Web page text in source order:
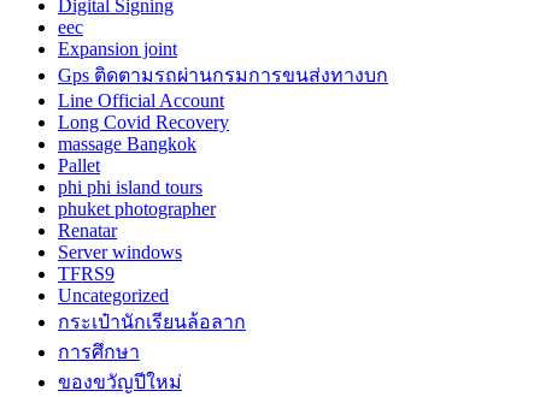
Digital Signing
eec
Expansion joint
Gps ติดตามรถผ่านกรมการขนส่งทางบก
Line Official Account
Long Covid Recovery
massage Bangkok
Pallet
phi phi island tours
phuket photographer
Renatar
Server windows
TFRS9
Uncategorized
กระเป๋านักเรียนล้อลาก
การศึกษา
ของขวัญปีใหม่